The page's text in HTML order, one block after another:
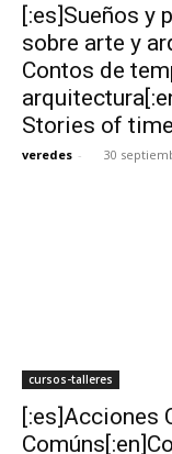
[:es]Sueños y
sobre arte y
Contos de
Stories of
veredes - 30
cursos-talleres
[:es]Acciones